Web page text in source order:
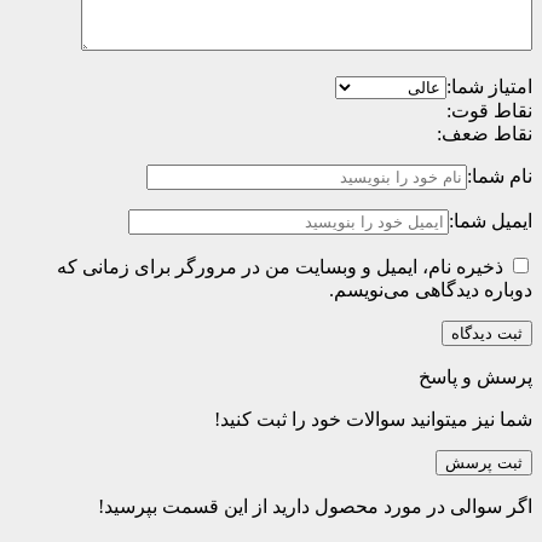
امتیاز شما:
نقاط قوت:
نقاط ضعف:
نام شما:
ایمیل شما:
ذخیره نام، ایمیل و وبسایت من در مرورگر برای زمانی که
دوباره دیدگاهی می‌نویسم.
پرسش و پاسخ
شما نیز میتوانید سوالات خود را ثبت کنید!
ثبت پرسش
اگر سوالی در مورد محصول دارید از این قسمت بپرسید!